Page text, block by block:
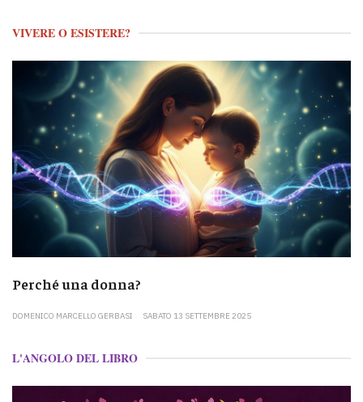
VIVERE O ESISTERE?
Perché una donna?
DOMENICO MARCELLO GERBASI SABATO 13 SETTEMBRE 2025
L'ANGOLO DEL LIBRO